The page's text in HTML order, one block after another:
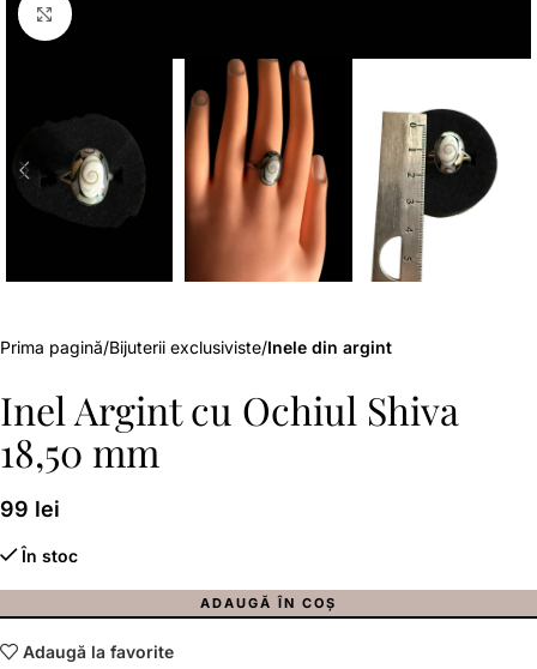
Click to enlarge
Prima pagină Bijuterii exclusiviste Inele din argint
Inel Argint cu Ochiul Shiva
18,50 mm
99 lei
În stoc
ADAUGĂ ÎN COȘ
Adaugă la favorite